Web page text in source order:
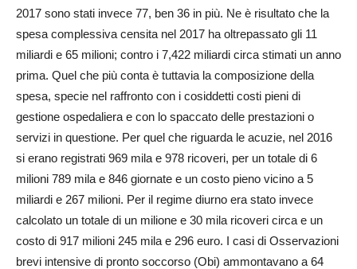
2017 sono stati invece 77, ben 36 in più. Ne è risultato che la
spesa complessiva censita nel 2017 ha oltrepassato gli 11
miliardi e 65 milioni; contro i 7,422 miliardi circa stimati un anno
prima. Quel che più conta è tuttavia la composizione della
spesa, specie nel raffronto con i cosiddetti costi pieni di
gestione ospedaliera e con lo spaccato delle prestazioni o
servizi in questione. Per quel che riguarda le acuzie, nel 2016
si erano registrati 969 mila e 978 ricoveri, per un totale di 6
milioni 789 mila e 846 giornate e un costo pieno vicino a 5
miliardi e 267 milioni. Per il regime diurno era stato invece
calcolato un totale di un milione e 30 mila ricoveri circa e un
costo di 917 milioni 245 mila e 296 euro. I casi di Osservazioni
brevi intensive di pronto soccorso (Obi) ammontavano a 64